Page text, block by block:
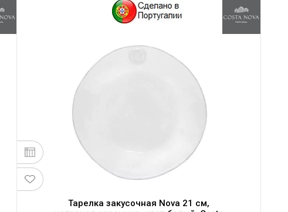
Тарелка закусочная Nova 21 см,